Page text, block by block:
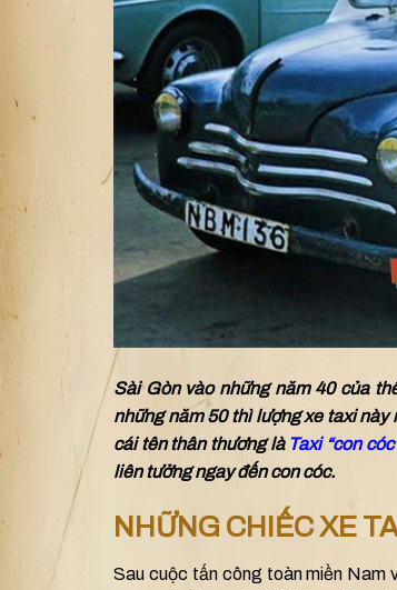
Sài Gòn vào những năm 40 của
những năm 50 thì lượng xe taxi
cái tên thân thương là Taxi “con
liên tưởng ngay đến con cóc.
NHỮNG CHIẾC XE
Sau cuộc tấn công toàn miền Nam